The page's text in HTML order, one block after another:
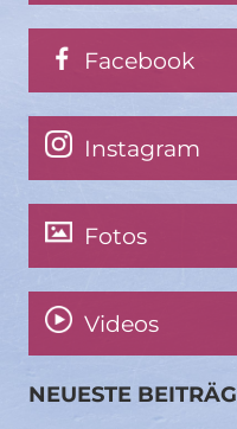
Facebook
Instagram
Fotos
Videos
NEUESTE